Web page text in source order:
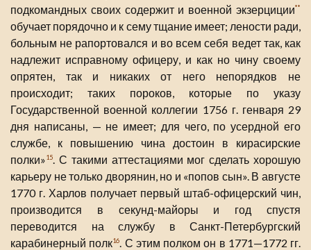
подкомандных своих содержит и военной экзерциции**
обучает порядочно и к сему тщание имеет; лености ради,
больным не рапортовался и во всем себя ведет так, как
надлежит исправному офицеру, и как но чину своему
опрятен, так и никаких от него непорядков не
происходит; таких пороков, которые по указу
Государственной военной коллегии 1756 г. генваря 29
дня написаны, — не имеет; для чего, по усердной его
службе, к повышению чина достоин в кирасирские
полки»15
. С такими аттестациями мог сделать хорошую
карьеру не только дворянин, но и «попов сын». В августе
1770 г. Харлов получает первый штаб-офицерский чин,
производится в секунд-майоры и год спустя
переводится на службу в Санкт-Петербургский
карабинерный полк16
. С этим полком он в 1771—1772 гг.